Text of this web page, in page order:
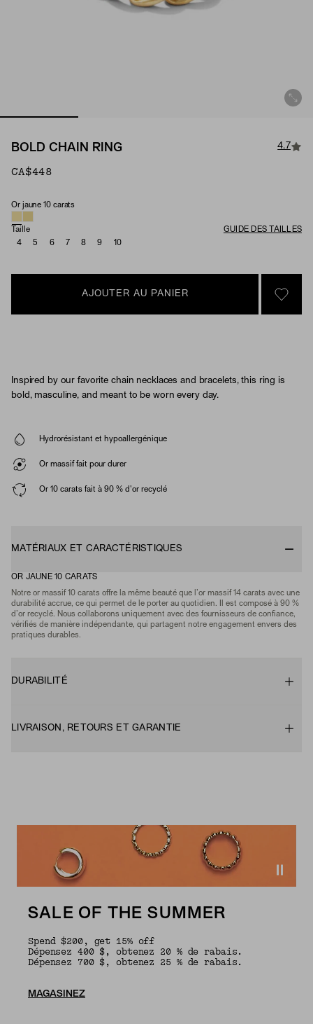
BOLD CHAIN RING 4.7
CA$448
Matériau
Or jaune 10 carats
Taille
GUIDE DES TAILLES
4
5 6 7 8 9 10
AJOUTER AU PANIER
SIGN
Inspired by our favorite chain necklaces and bracelets, this ring is
bold, masculine, and meant to be worn every day.
Hydrorésistant et hypoallergénique
Or massif fait pour durer
Or 10 carats fait à 90 % d'or recyclé
MATÉRIAUX ET CARACTÉRISTIQUES
OR JAUNE 10 CARATS
Notre or massif 10 carats offre la même beauté que l’or massif 14 carats avec une
durabilité accrue, ce qui permet de le porter au quotidien. Il est composé à 90 %
d’or recyclé. Nous collaborons uniquement avec des fournisseurs de confiance,
vérifiés de manière indépendante, qui partagent notre engagement envers des
pratiques durables.
DURABILITÉ
LIVRAISON, RETOURS ET GARANTIE
SALE OF THE SUMMER
Spend $200, get 15% off
Dépensez 400 $, obtenez 20 % de rabais.
Dépensez 700 $, obtenez 25 % de rabais.
MAGASINEZ